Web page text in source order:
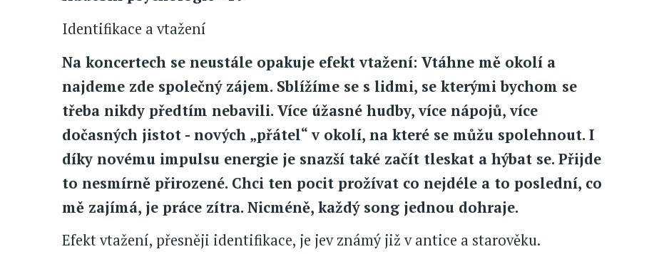
Identifikace a vtažení
Na koncertech se neustále opakuje efekt vtažení: Vtáhne mě okolí a
najdeme zde společný zájem. Sblížíme se s lidmi, se kterými bychom se
třeba nikdy předtím nebavili. Více úžasné hudby, více nápojů, více
dočasných jistot - nových „přátel“ v okolí, na které se můžu spolehnout. I
díky novému impulsu energie je snazší také začít tleskat a hýbat se. Přijde
to nesmírně přirozené. Chci ten pocit prožívat co nejdéle a to poslední, co
mě zajímá, je práce zítra. Nicméně, každý song jednou dohraje.
Efekt vtažení, přesněji identifikace, je jev známý již v antice a starověku.